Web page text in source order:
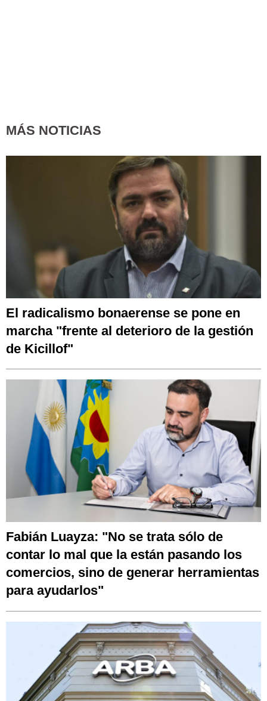
MÁS NOTICIAS
El radicalismo bonaerense se pone en
marcha "frente al deterioro de la gestión
de Kicillof"
Fabián Luayza: "No se trata sólo de
contar lo mal que la están pasando los
comercios, sino de generar herramientas
para ayudarlos"